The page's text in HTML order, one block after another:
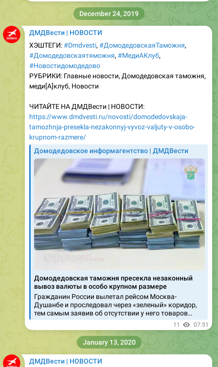
ДМДВести | НОВОСТИ
ХЭШТЕГИ:#Dmdvesti,#ДомодедовскаяТаможня
#Домодедовскаятяможня
#Новостидомодедово
РУБРИКИ: Главные новости, Домодедовская таможня,
меди[A]клуб, Новости
ЧИТАЙТЕ НА ДМДВести | НОВОСТИ:
tamozhnja-presekla-nezakonnyj-vyvoz-valjuty-v-osobo-
krupnom-razmere/
Домодедовское информагентство | ДМДВести
Гражданин России вылетал рейсом Москва-
Душанбе и проследовал через «зеленый» коридор,
тем самым заявив об отсутствии у него товаров…
11 07:51
ДМДВести | НОВОСТИ
ЧИТАЙТЕ НА ДМДВести | НОВОСТИ:
https://www.dmdvesti.ru/novosti/pravila-provoza-
January 13, 2020